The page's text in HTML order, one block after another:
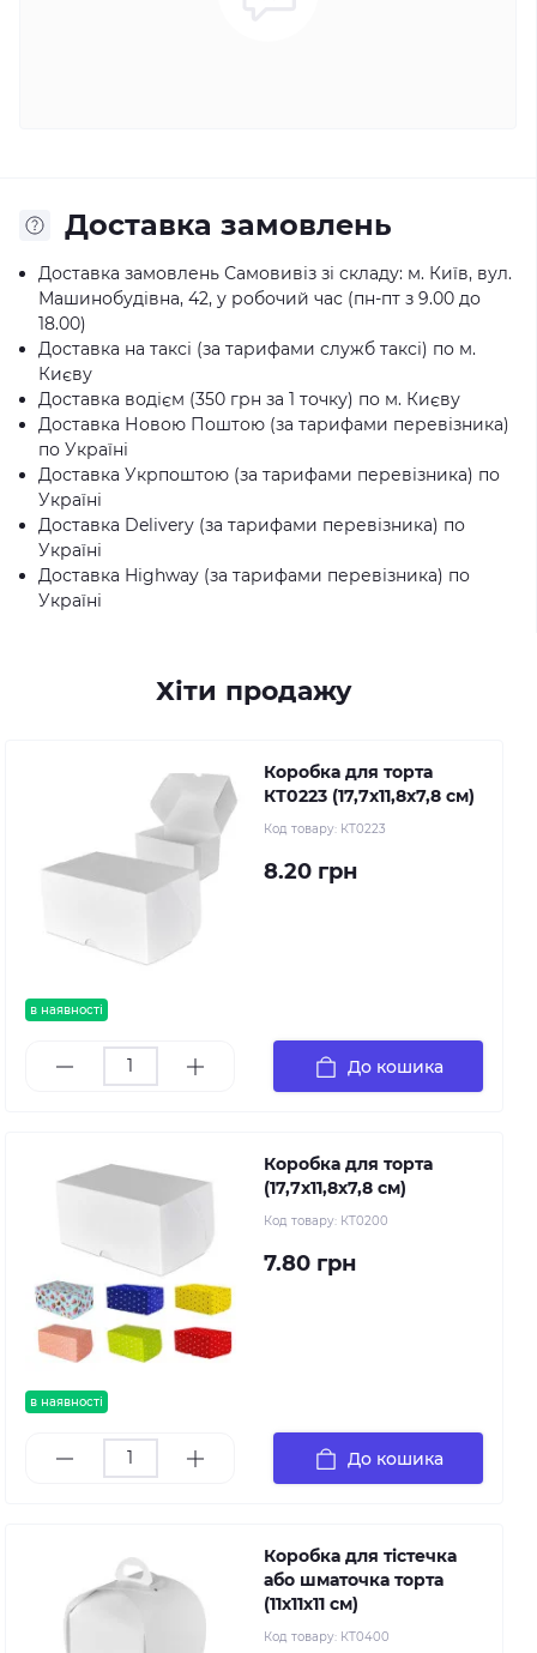
Доставка замовлень
Доставка замовлень Самовивіз зі складу: м. Київ, вул.
Машинобудівна, 42, у робочий час (пн-пт з 9.00 до
18.00)
Доставка на таксі (за тарифами служб таксі) по м.
Києву
Доставка водієм (350 грн за 1 точку) по м. Києву
Доставка Новою Поштою (за тарифами перевізника)
по Україні
Доставка Укрпоштою (за тарифами перевізника) по
Україні
Доставка Delivery (за тарифами перевізника) по
Україні
Доставка Highway (за тарифами перевізника) по
Україні
Хіти продажу
в наявності
Коробка для торта
КТ0223 (17,7х11,8х7,8 см)
Код товару: КТ0223
8.20 грн
До кошика
в наявності
Коробка для торта
(17,7х11,8х7,8 см)
Код товару: КТ0200
7.80 грн
До кошика
Коробка для тістечка
або шматочка торта
(11х11х11 см)
Код товару: КТ0400